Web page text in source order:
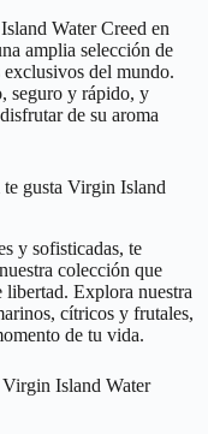
Water Creed en
amplia selección de
exclusivos del mundo.
seguro y rápido, y
de su aroma
te gusta Virgin Island
y sofisticadas, te
colección que
libertad. Explora nuestra
cítricos y frutales,
de tu vida.
Island Water